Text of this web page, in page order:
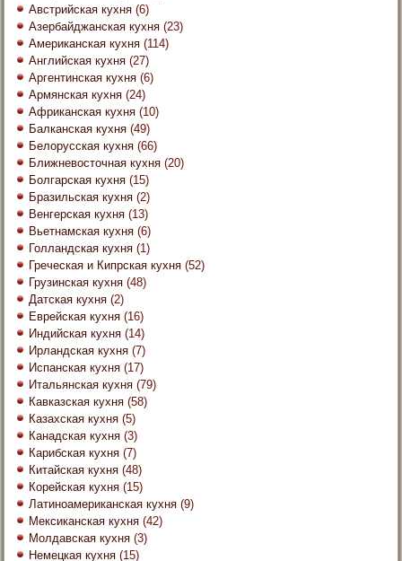
Австрийская кухня (6)
Азербайджанская кухня (23)
Американская кухня (114)
Английская кухня (27)
Аргентинская кухня (6)
Армянская кухня (24)
Африканская кухня (10)
Балканская кухня (49)
Белорусская кухня (66)
Ближневосточная кухня (20)
Болгарская кухня (15)
Бразильская кухня (2)
Венгерская кухня (13)
Вьетнамская кухня (6)
Голландская кухня (1)
Греческая и Кипрская кухня (52)
Грузинская кухня (48)
Датская кухня (2)
Еврейская кухня (16)
Индийская кухня (14)
Ирландская кухня (7)
Испанская кухня (17)
Итальянская кухня (79)
Кавказская кухня (58)
Казахская кухня (5)
Канадская кухня (3)
Карибская кухня (7)
Китайская кухня (48)
Корейская кухня (15)
Латиноамериканская кухня (9)
Мексиканская кухня (42)
Молдавская кухня (3)
Немецкая кухня (15)